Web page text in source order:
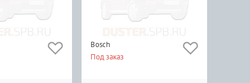
Bosch
Под заказ